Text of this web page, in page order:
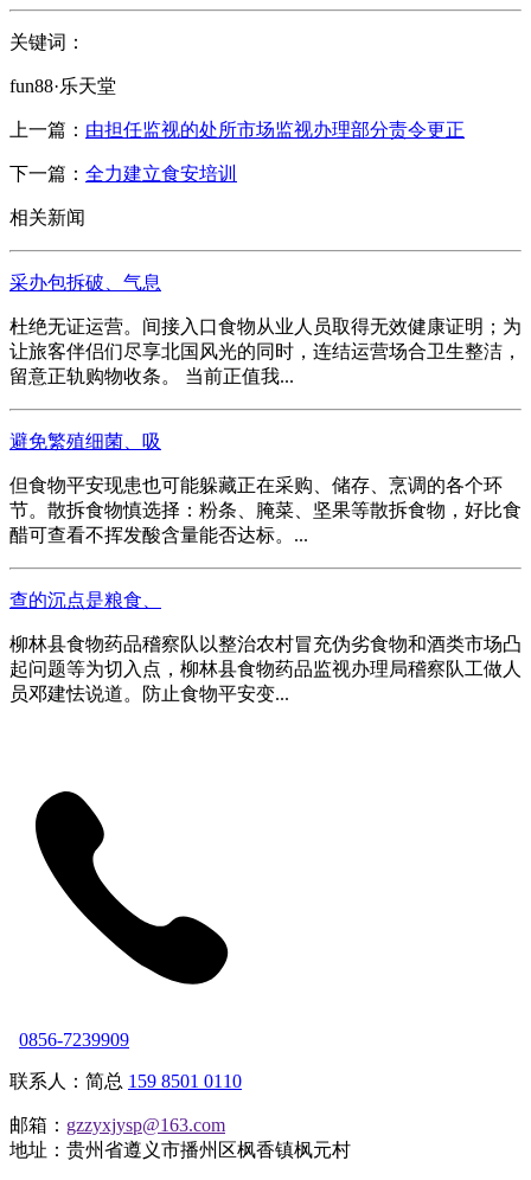
关键词：
fun88·乐天堂
上一篇： 由担任监视的处所市场监视办理部分责令更正
下一篇： 全力建立食安培训
相关新闻
采办包拆破、气息
杜绝无证运营。间接入口食物从业人员取得无效健康证明；为
让旅客伴侣们尽享北国风光的同时，连结运营场合卫生整洁，
留意正轨购物收条。 当前正值我...
避免繁殖细菌、吸
但食物平安现患也可能躲藏正在采购、储存、烹调的各个环
节。散拆食物慎选择：粉条、腌菜、坚果等散拆食物，好比食
醋可查看不挥发酸含量能否达标。...
查的沉点是粮食、
柳林县食物药品稽察队以整治农村冒充伪劣食物和酒类市场凸
起问题等为切入点，柳林县食物药品监视办理局稽察队工做人
员邓建怯说道。防止食物平安变...
0856-7239909
联系人：简总 159 8501 0110
邮箱： gzzyxjysp@163.com
地址：贵州省遵义市播州区枫香镇枫元村